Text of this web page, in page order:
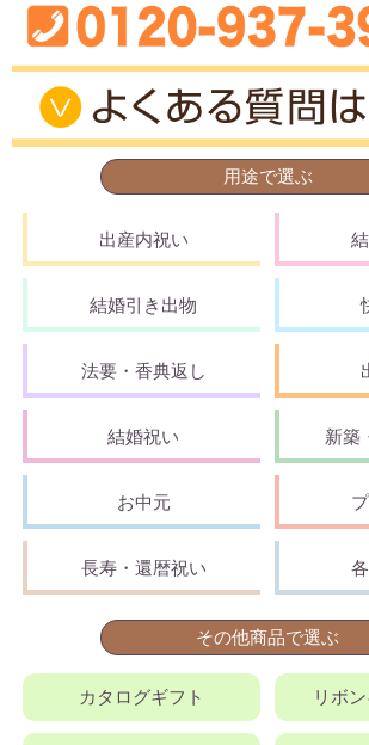
用途で選ぶ
出産内祝い
結婚引き出物
法要・香典返し
結婚祝い 新築
お中元
長寿・還暦祝い
その他商品で選ぶ
カタログギフト リボ